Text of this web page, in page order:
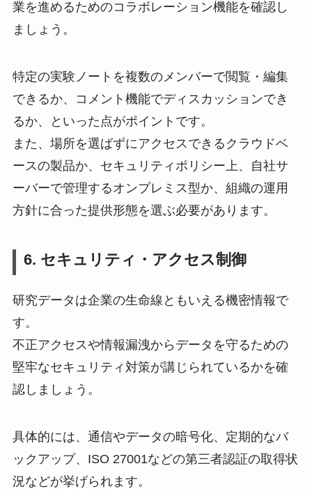
業を進めるためのコラボレーション機能を確認し
ましょう。
特定の実験ノートを複数のメンバーで閲覧・編集
できるか、コメント機能でディスカッションでき
るか、といった点がポイントです。
また、場所を選ばずにアクセスできるクラウドベ
ースの製品か、セキュリティポリシー上、自社サ
ーバーで管理するオンプレミス型か、組織の運用
方針に合った提供形態を選ぶ必要があります。
6. セキュリティ・アクセス制御
研究データは企業の生命線ともいえる機密情報で
す。
不正アクセスや情報漏洩からデータを守るための
堅牢なセキュリティ対策が講じられているかを確
認しましょう。
具体的には、通信やデータの暗号化、定期的なバ
ックアップ、ISO 27001などの第三者認証の取得状
況などが挙げられます。